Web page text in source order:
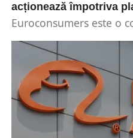
acționează împotriva
Euroconsumers este o
plângere importantă la...